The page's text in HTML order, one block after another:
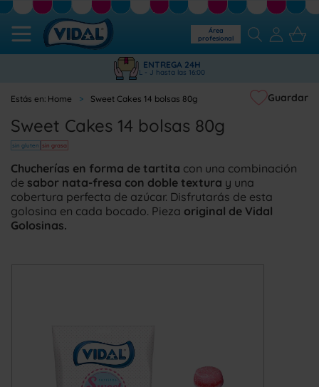
Área
profesional
ENTREGA 24H
L - J hasta las 16:00
Home Sweet Cakes 14 bolsas 80g
Sweet Cakes 14 bolsas 80g
sin gluten sin grasa
Guardar
Chucherías en forma de tartita con una combinación
de sabor nata-fresa con doble textura y una
cobertura perfecta de azúcar. Disfrutarás de esta
golosina en cada bocado. Pieza original de Vidal
Golosinas.